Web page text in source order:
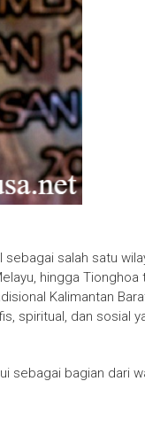
sebagai salah satu
hingga Tionghoa
Kalimantan
spiritual, dan sosial
sebagai bagian dari